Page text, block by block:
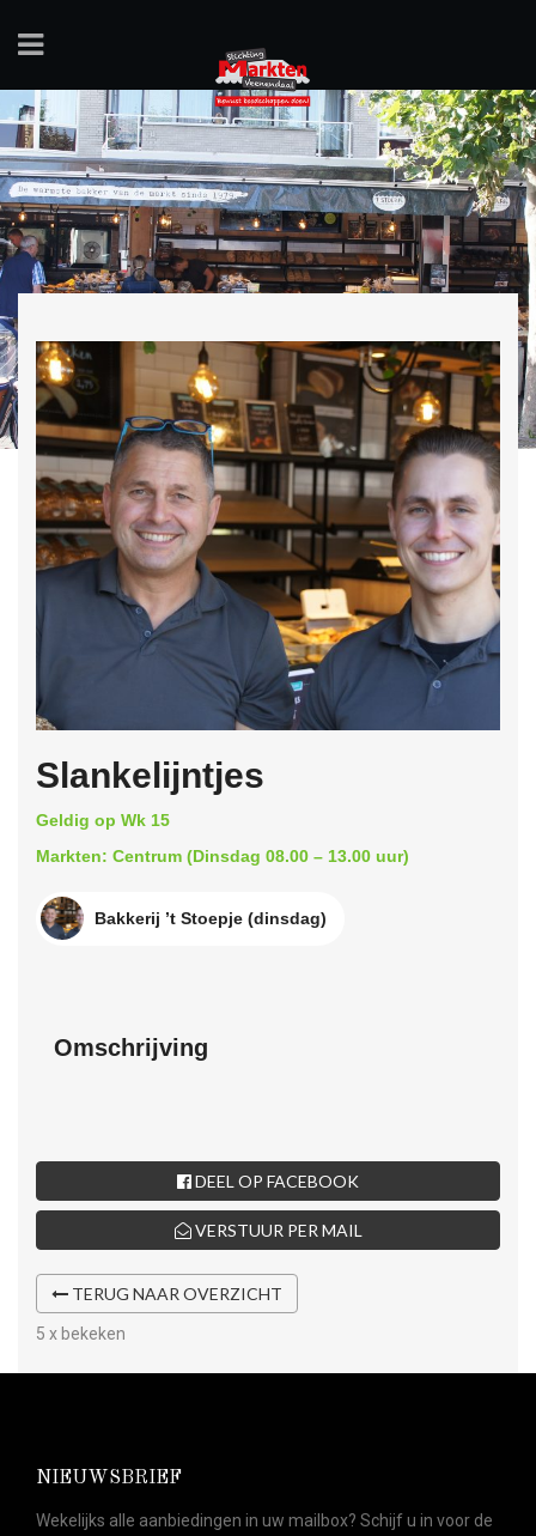
Slankelijntjes
Geldig op Wk 15
Markten: Centrum (Dinsdag 08.00 – 13.00 uur)
Bakkerij ’t Stoepje (dinsdag)
Omschrijving
DEEL OP FACEBOOK
VERSTUUR PER MAIL
TERUG NAAR OVERZICHT
5 x bekeken
NIEUWSBRIEF
Wekelijks alle aanbiedingen in uw mailbox? Schijf u in voor de